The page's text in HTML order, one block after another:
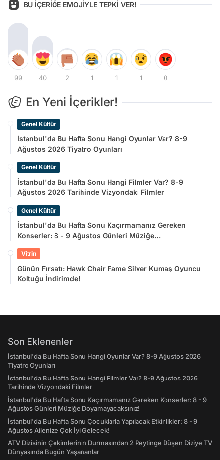
BU İÇERİĞE EMOJİYLE TEPKİ VER!
99 40 2 1 1 1 0
En Yeni İçerikler!
Genel Kültür
İstanbul'da Bu Hafta Sonu Hangi Oyunlar Var? 8-9
Ağustos 2026 Tiyatro Oyunları
Genel Kültür
İstanbul'da Bu Hafta Sonu Hangi Filmler Var? 8-9
Ağustos 2026 Tarihinde Vizyondaki Filmler
Genel Kültür
İstanbul'da Bu Hafta Sonu Kaçırmamanız Gereken
Konserler: 8 - 9 Ağustos Günleri Müziğe
Vitrin
Günün Fırsatı: Hawk Chair Fame Silver Kumaş Oyuncu
Koltuğu İndirimde!
Son Eklenenler
İstanbul'da Bu Hafta Sonu Hangi Oyunlar Var? 8-9 Ağustos 2026
Tiyatro Oyunları
İstanbul'da Bu Hafta Sonu Hangi Filmler Var? 8-9 Ağustos 2026
Tarihinde Vizyondaki Filmler
İstanbul'da Bu Hafta Sonu Kaçırmamanız Gereken Konserler: 8 - 9
Ağustos Günleri Müziğe Doyamayacaksınız!
İstanbul'da Bu Hafta Sonu Çocuklarla Yapılacak Etkinlikler: 8 - 9
Ağustos Ailenize Çok İyi Gelecek!
ATV Dizisinin Çekimlerinin Durmasından 2 Reytinge Düşen Diziye TV
Dünyasında Bugün Yaşananlar